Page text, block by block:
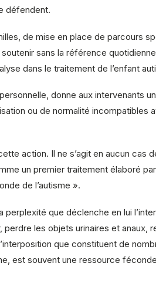
défendent.
de mise en place de parcours
sans la référence
dans le traitement de l’enfant
donne aux intervenants
ou de normalité
action. Il ne s’agit en aucun cas
un premier traitement élaboré
de l’autisme ».
perplexité que déclenche en lui
les objets urinaires et
que constituent de
est souvent une ressource